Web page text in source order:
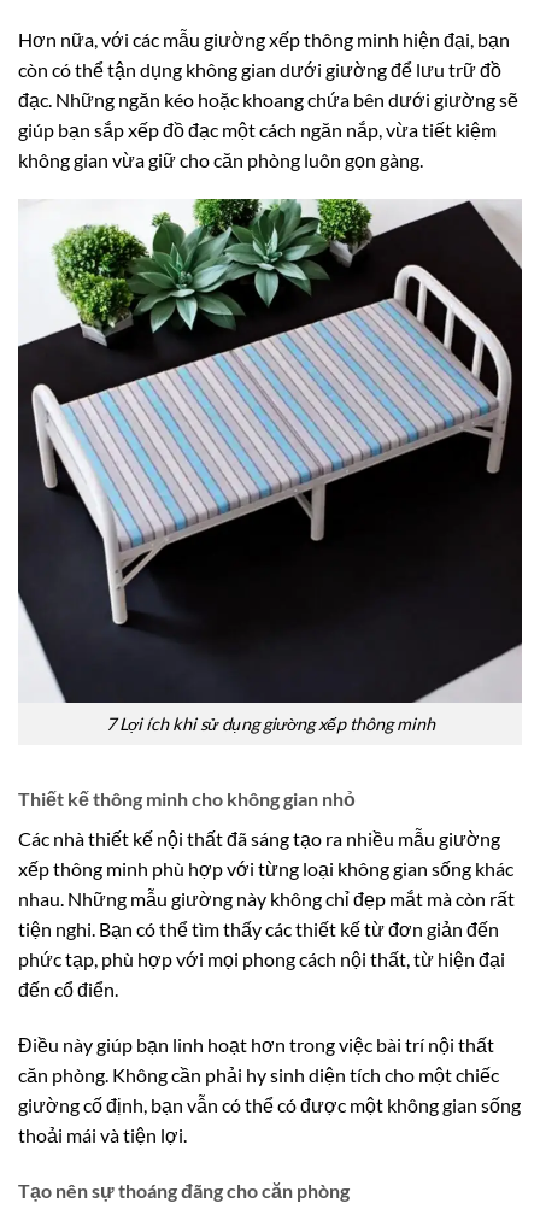
Hơn nữa, với các mẫu giường xếp thông minh hiện đại, bạn
còn có thể tận dụng không gian dưới giường để lưu trữ đồ
đạc. Những ngăn kéo hoặc khoang chứa bên dưới giường sẽ
giúp bạn sắp xếp đồ đạc một cách ngăn nắp, vừa tiết kiệm
không gian vừa giữ cho căn phòng luôn gọn gàng.
7 Lợi ích khi sử dụng giường xếp thông minh
Thiết kế thông minh cho không gian nhỏ
Các nhà thiết kế nội thất đã sáng tạo ra nhiều mẫu giường
xếp thông minh phù hợp với từng loại không gian sống khác
nhau. Những mẫu giường này không chỉ đẹp mắt mà còn rất
tiện nghi. Bạn có thể tìm thấy các thiết kế từ đơn giản đến
phức tạp, phù hợp với mọi phong cách nội thất, từ hiện đại
đến cổ điển.
Điều này giúp bạn linh hoạt hơn trong việc bài trí nội thất
căn phòng. Không cần phải hy sinh diện tích cho một chiếc
giường cố định, bạn vẫn có thể có được một không gian sống
thoải mái và tiện lợi.
Tạo nên sự thoáng đãng cho căn phòng